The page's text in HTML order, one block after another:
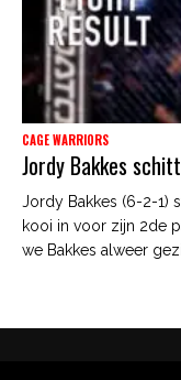
CAGE WARRIORS
Jordy Bakkes
Jordy Bakkes (6-2-1)
kooi in voor zijn 2de
we Bakkes alweer